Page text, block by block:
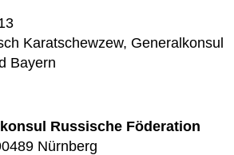
Karatschewzew, Generalkonsul
Bayern
Russische Föderation
Nürnberg